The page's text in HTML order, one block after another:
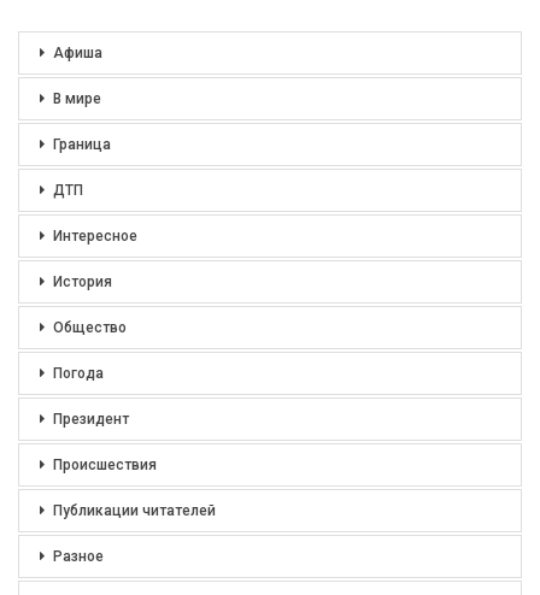
Афиша
В мире
Граница
ДТП
Интересное
История
Общество
Погода
Президент
Происшествия
Публикации читателей
Разное